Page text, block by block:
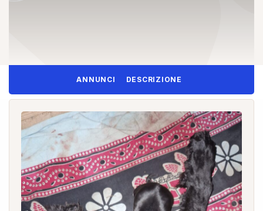
ANNUNCI DESCRIZIONE